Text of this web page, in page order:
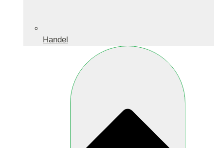
Handel